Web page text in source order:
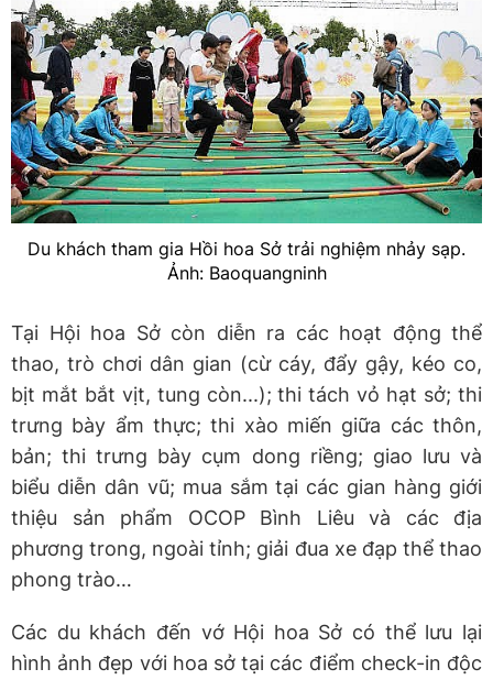
Du khách tham gia Hồi hoa Sở trải nghiệm nhảy sạp.
Ảnh: Baoquangninh
Tại Hội hoa Sở còn diễn ra các hoạt động thể
thao, trò chơi dân gian (cừ cáy, đẩy gậy, kéo co,
bịt mắt bắt vịt, tung còn...); thi tách vỏ hạt sở; thi
trưng bày ẩm thực; thi xào miến giữa các thôn,
bản; thi trưng bày cụm dong riềng; giao lưu và
biểu diễn dân vũ; mua sắm tại các gian hàng giới
thiệu sản phẩm OCOP Bình Liêu và các địa
phương trong, ngoài tỉnh; giải đua xe đạp thể thao
phong trào…
Các du khách đến vớ Hội hoa Sở có thể lưu lại
hình ảnh đẹp với hoa sở tại các điểm check-in độc